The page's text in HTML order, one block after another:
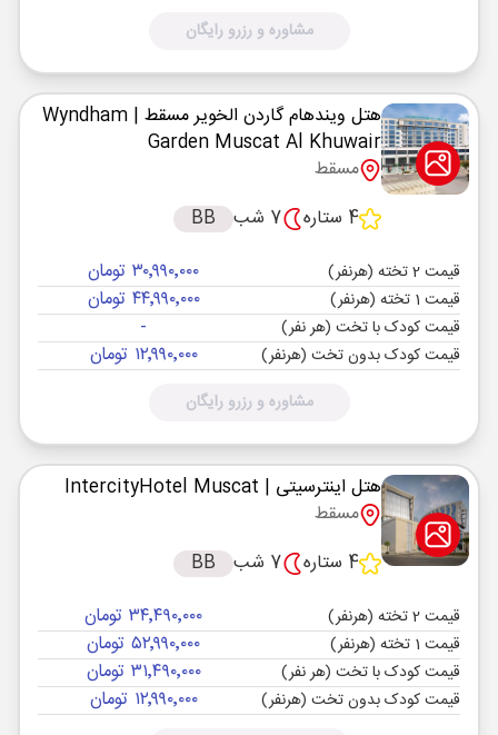
مشاوره و رزرو رایگان
هتل ویندهام گاردن الخویر مسقط | Wyndham
Garden Muscat Al Khuwair
مسقط
4 ستاره
7 شب BB
قیمت 2 تخته (هرنفر) ۳۰٬۹۹۰٬۰۰۰ تومان
قیمت 1 تخته (هرنفر) ۴۴٬۹۹۰٬۰۰۰ تومان
قیمت کودک با تخت (هر نفر) -
قیمت کودک بدون تخت (هرنفر) ۱۲٬۹۹۰٬۰۰۰ تومان
مشاوره و رزرو رایگان
هتل اینترسیتی | IntercityHotel Muscat
مسقط
4 ستاره
7 شب BB
قیمت 2 تخته (هرنفر) ۳۴٬۴۹۰٬۰۰۰ تومان
قیمت 1 تخته (هرنفر) ۵۲٬۹۹۰٬۰۰۰ تومان
قیمت کودک با تخت (هر نفر) ۳۱٬۴۹۰٬۰۰۰ تومان
قیمت کودک بدون تخت (هرنفر) ۱۲٬۹۹۰٬۰۰۰ تومان